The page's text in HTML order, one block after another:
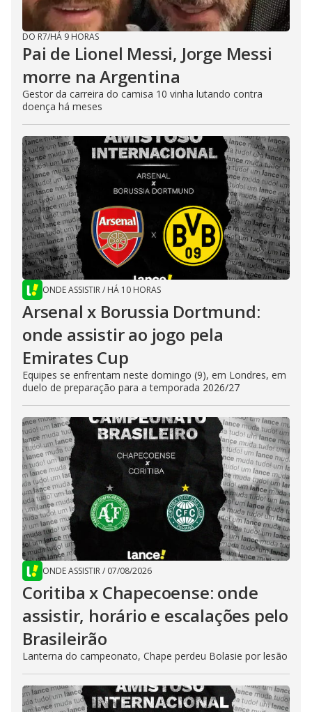
DO R7/HÁ 9 HORAS
Pai de Lionel Messi, Jorge Messi
morre na Argentina
Gestor da carreira do camisa 10 vinha lutando contra
doença há meses
ONDE ASSISTIR/ HÁ 10 HORAS
Arsenal x Borussia Dortmund:
onde assistir ao jogo pela
Emirates Cup
Equipes se enfrentam neste domingo (9), em Londres, em
duelo de preparação para a temporada 2026/27
ONDE ASSISTIR/ 07/08/2026
Coritiba x Chapecoense: onde
assistir, horário e escalações pelo
Brasileirão
Lanterna do campeonato, Chape perdeu Bolasie por lesão